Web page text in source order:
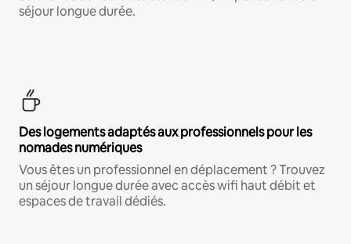
séjour longue durée.
Des logements adaptés aux professionnels pour les
nomades numériques
Vous êtes un professionnel en déplacement ? Trouvez
un séjour longue durée avec accès wifi haut débit et
espaces de travail dédiés.